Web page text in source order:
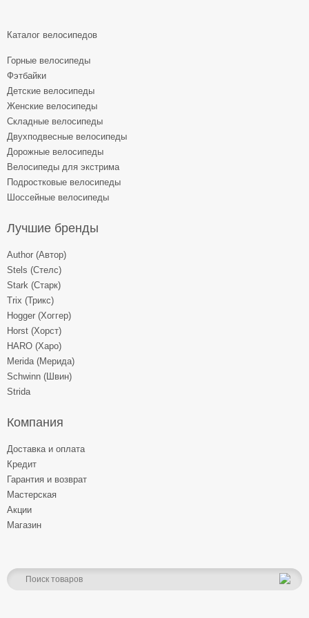
Каталог велосипедов
Горные велосипеды
Фэтбайки
Детские велосипеды
Женские велосипеды
Складные велосипеды
Двухподвесные велосипеды
Дорожные велосипеды
Велосипеды для экстрима
Подростковые велосипеды
Шоссейные велосипеды
Лучшие бренды
Author (Автор)
Stels (Стелс)
Stark (Старк)
Trix (Трикс)
Hogger (Хоггер)
Horst (Хорст)
HARO (Харо)
Merida (Мерида)
Schwinn (Швин)
Strida
Компания
Доставка и оплата
Кредит
Гарантия и возврат
Мастерская
Акции
Магазин